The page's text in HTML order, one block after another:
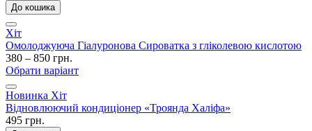
До кошика
Хіт
Омолоджуюча Гіалуронова Сироватка з гліколевою кислотою
380 – 850 грн.
Обрати варіант
Новинка Хіт
Відновлюючий кондиціонер «Троянда Халіфа»
495 грн.